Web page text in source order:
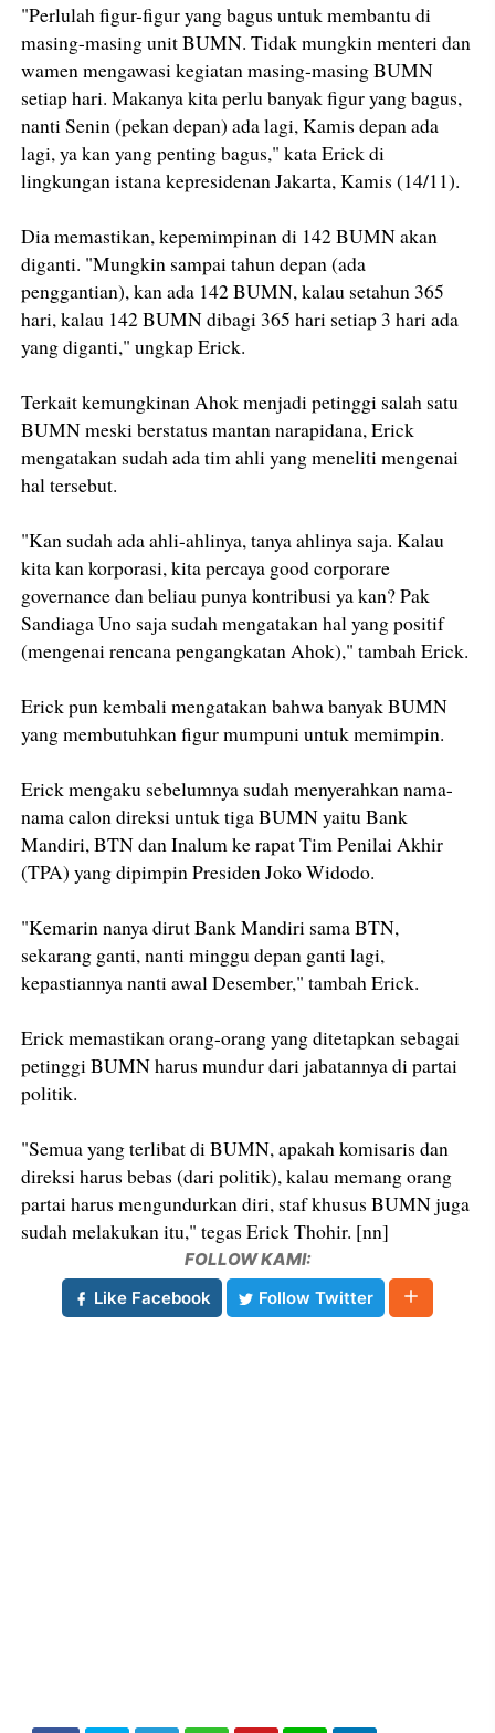
"Perlulah figur-figur yang bagus untuk membantu di
masing-masing unit BUMN. Tidak mungkin menteri dan
wamen mengawasi kegiatan masing-masing BUMN
setiap hari. Makanya kita perlu banyak figur yang bagus,
nanti Senin (pekan depan) ada lagi, Kamis depan ada
lagi, ya kan yang penting bagus," kata Erick di
lingkungan istana kepresidenan Jakarta, Kamis (14/11).
Dia memastikan, kepemimpinan di 142 BUMN akan
diganti. "Mungkin sampai tahun depan (ada
penggantian), kan ada 142 BUMN, kalau setahun 365
hari, kalau 142 BUMN dibagi 365 hari setiap 3 hari ada
yang diganti," ungkap Erick.
Terkait kemungkinan Ahok menjadi petinggi salah satu
BUMN meski berstatus mantan narapidana, Erick
mengatakan sudah ada tim ahli yang meneliti mengenai
hal tersebut.
"Kan sudah ada ahli-ahlinya, tanya ahlinya saja. Kalau
kita kan korporasi, kita percaya good corporare
governance dan beliau punya kontribusi ya kan? Pak
Sandiaga Uno saja sudah mengatakan hal yang positif
(mengenai rencana pengangkatan Ahok)," tambah Erick.
Erick pun kembali mengatakan bahwa banyak BUMN
yang membutuhkan figur mumpuni untuk memimpin.
Erick mengaku sebelumnya sudah menyerahkan nama-
nama calon direksi untuk tiga BUMN yaitu Bank
Mandiri, BTN dan Inalum ke rapat Tim Penilai Akhir
(TPA) yang dipimpin Presiden Joko Widodo.
"Kemarin nanya dirut Bank Mandiri sama BTN,
sekarang ganti, nanti minggu depan ganti lagi,
kepastiannya nanti awal Desember," tambah Erick.
Erick memastikan orang-orang yang ditetapkan sebagai
petinggi BUMN harus mundur dari jabatannya di partai
politik.
"Semua yang terlibat di BUMN, apakah komisaris dan
direksi harus bebas (dari politik), kalau memang orang
partai harus mengundurkan diri, staf khusus BUMN juga
sudah melakukan itu," tegas Erick Thohir. [nn]
FOLLOW KAMI:
Like Facebook
Follow Twitter